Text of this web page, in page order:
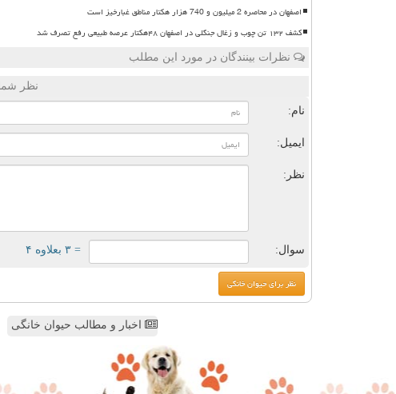
اصفهان در محاصره 2 میلیون و 740 هزار هکتار مناطق غبارخیز است
کشف ۱۳۲ تن چوب و زغال جنگلی در اصفهان ۴۸هکتار عرصه طبیعی رفع تصرف شد
نظرات بینندگان در مورد این مطلب
نظر
نام:
ایمیل:
نظر:
سوال: = ۳ بعلاوه ۴
اخبار و مطالب حیوان خانگی